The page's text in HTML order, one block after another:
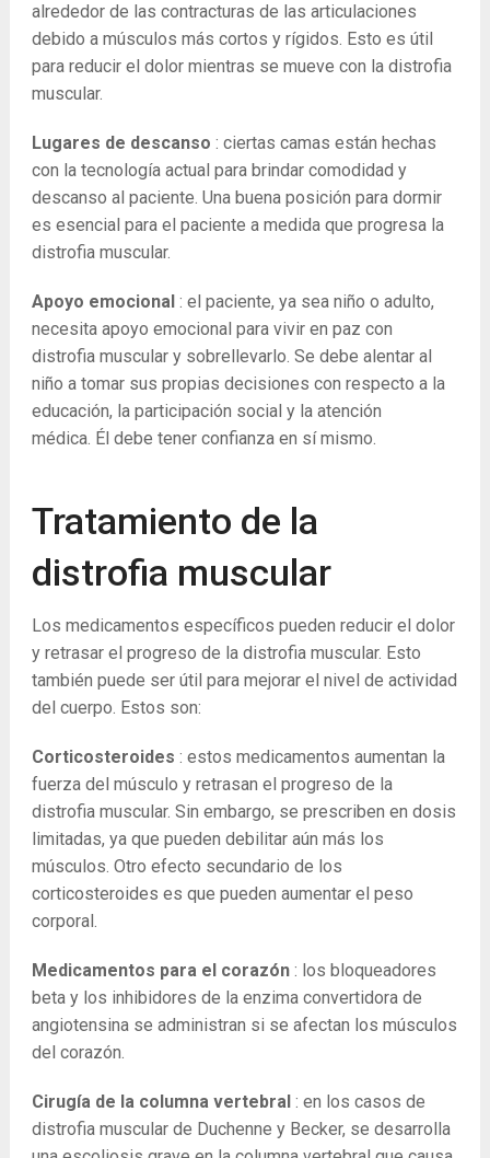
alrededor de las contracturas de las articulaciones
debido a músculos más cortos y rígidos. Esto es útil
para reducir el dolor mientras se mueve con la distrofia
muscular.
Lugares de descanso : ciertas camas están hechas
con la tecnología actual para brindar comodidad y
descanso al paciente. Una buena posición para dormir
es esencial para el paciente a medida que progresa la
distrofia muscular.
Apoyo emocional: el paciente, ya sea niño o adulto,
necesita apoyo emocional para vivir en paz con
distrofia muscular y sobrellevarlo. Se debe alentar al
niño a tomar sus propias decisiones con respecto a la
educación, la participación social y la atención
médica. Él debe tener confianza en sí mismo.
Tratamiento de la
distrofia muscular
Los medicamentos específicos pueden reducir el dolor
y retrasar el progreso de la distrofia muscular. Esto
también puede ser útil para mejorar el nivel de actividad
del cuerpo. Estos son:
Corticosteroides : estos medicamentos aumentan la
fuerza del músculo y retrasan el progreso de la
distrofia muscular. Sin embargo, se prescriben en dosis
limitadas, ya que pueden debilitar aún más los
músculos. Otro efecto secundario de los
corticosteroides es que pueden aumentar el peso
corporal.
Medicamentos para el corazón: los bloqueadores
beta y los inhibidores de la enzima convertidora de
angiotensina se administran si se afectan los músculos
del corazón.
Cirugía de la columna vertebral: en los casos de
distrofia muscular de Duchenne y Becker, se desarrolla